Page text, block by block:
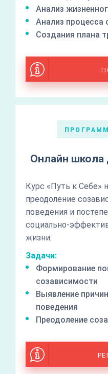
Анализ
Анализ процесса
Создания плана
Онлайн школа
Курс «Путь к Себе»
преодоление
поведения и
социально-
жизни.
Задачи:
Формирование
созависимости
Выявление
поведения
Преодоление